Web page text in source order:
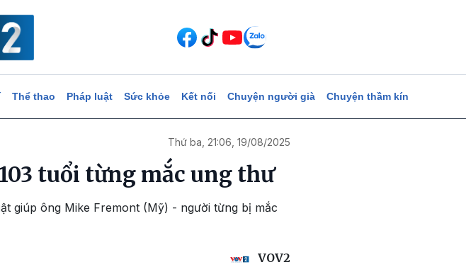
Thể thao Pháp luật Sức khỏe Kết nối Chuyện người già Chuyện thầm kín
Thứ ba, 21:06, 19/08/2025
tuổi từng mắc ung thư
giúp ông Mike Fremont (Mỹ) - người từng bị mắc
VOV2